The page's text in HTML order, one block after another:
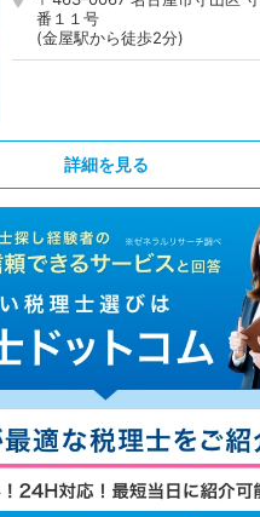
番１１号
(金屋駅から徒歩2分)
詳細を見る